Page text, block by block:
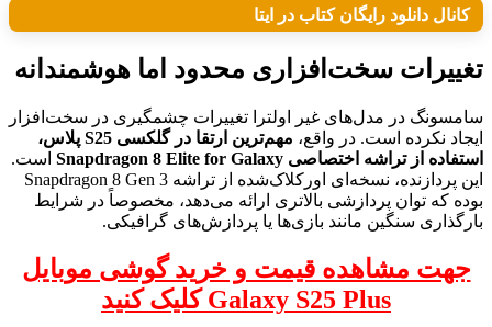
کانال دانلود رایگان کتاب در ایتا
تغییرات سخت‌افزاری محدود اما هوشمندانه
سامسونگ در مدل‌های غیر اولترا تغییرات چشمگیری در سخت‌افزار
ایجاد نکرده است. در واقع،
مهم‌ترین ارتقا در گلکسی S25 پلاس،
استفاده از تراشه اختصاصی Snapdragon 8 Elite for Galaxy
است.
این پردازنده، نسخه‌ای اورکلاک‌شده از تراشه Snapdragon 8 Gen 3
بوده که توان پردازشی بالاتری ارائه می‌دهد، مخصوصاً در شرایط
بارگذاری سنگین مانند بازی‌ها یا پردازش‌های گرافیکی.
جهت مشاهده قیمت و خرید گوشی موبایل
Galaxy S25 Plus کلیک کنید